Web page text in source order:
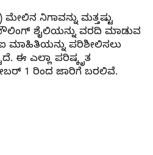
ನಿಗಾವನ್ನು ಮತ್ತಷ್ಟು
ಶೈಲಿಯನ್ನು ವರದಿ ಮಾಡುವ
ಮಾಹಿತಿಯನ್ನು ಪರಿಶೀಲಿಸಲು
ಈ ಎಲ್ಲಾ ಪರಿಷ್ಕೃತ
1 ರಿಂದ ಜಾರಿಗೆ ಬರಲಿವೆ.